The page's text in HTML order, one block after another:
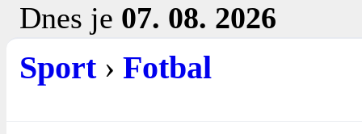
Dnes je 07. 08. 2026
Sport› Fotbal